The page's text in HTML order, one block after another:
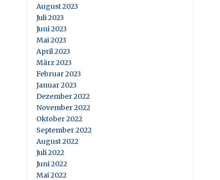
August 2023
Juli 2023
Juni 2023
Mai 2023
April 2023
März 2023
Februar 2023
Januar 2023
Dezember 2022
November 2022
Oktober 2022
September 2022
August 2022
Juli 2022
Juni 2022
Mai 2022